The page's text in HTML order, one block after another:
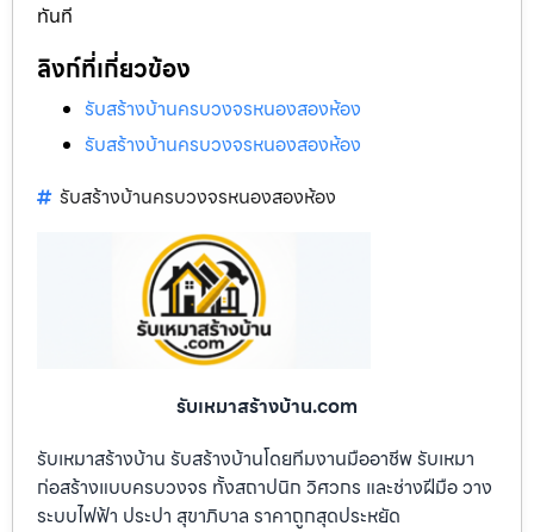
ทันที
ลิงก์ที่เกี่ยวข้อง
รับสร้างบ้านครบวงจรหนองสองห้อง
รับสร้างบ้านครบวงจรหนองสองห้อง
รับสร้างบ้านครบวงจรหนองสองห้อง
รับเหมาสร้างบ้าน.com
รับเหมาสร้างบ้าน รับสร้างบ้านโดยทีมงานมืออาชีพ รับเหมา
ก่อสร้างแบบครบวงจร ทั้งสถาปนิก วิศวกร และช่างฝีมือ วาง
ระบบไฟฟ้า ประปา สุขาภิบาล ราคาถูกสุดประหยัด